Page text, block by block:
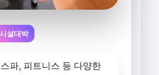
시설대박
파, 피트니스 등 다양한